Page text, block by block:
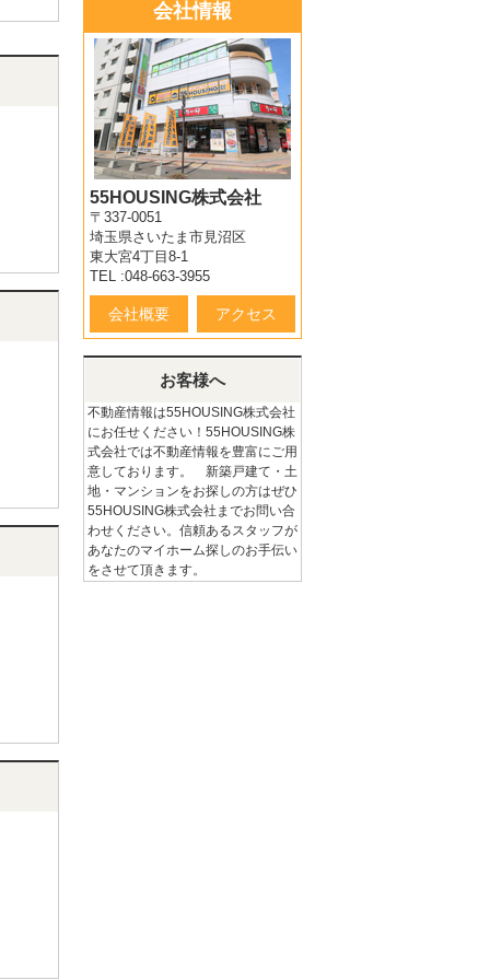
会社情報
55HOUSING株式会社
〒337-0051
埼玉県さいたま市見沼区
東大宮4丁目8-1
TEL :048-663-3955
会社概要 アクセス
お客様へ
不動産情報は55HOUSING株式会社
にお任せください！55HOUSING株
式会社では不動産情報を豊富にご用
意しております。 新築戸建て・土
地・マンションをお探しの方はぜひ
55HOUSING株式会社までお問い合
わせください。信頼あるスタッフが
あなたのマイホーム探しのお手伝い
をさせて頂きます。